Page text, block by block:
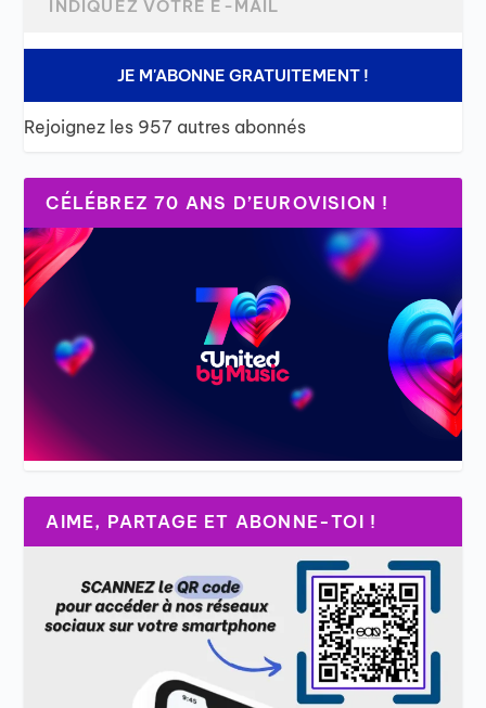
JE M'ABONNE GRATUITEMENT !
Rejoignez les 957 autres abonnés
CÉLÉBREZ 70 ANS D’EUROVISION !
AIME, PARTAGE ET ABONNE-TOI !